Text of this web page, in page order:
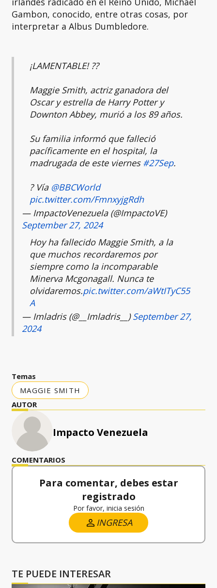
Gambon, conocido, entre otras cosas, por
interpretar a Albus Dumbledore.
¡LAMENTABLE! ??
Maggie Smith, actriz ganadora del
Oscar y estrella de Harry Potter y
Downton Abbey, murió a los 89 años.
Su familia informó que falleció
pacíficamente en el hospital, la
madrugada de este viernes #27Sep.
? Vía @BBCWorld
pic.twitter.com/FmnxyjgRdh
— ImpactoVenezuela (@ImpactoVE)
September 27, 2024
Hoy ha fallecido Maggie Smith, a la
que muchos recordaremos por
siempre como la incomparable
Minerva Mcgonagall. Nunca te
olvidaremos.pic.twitter.com/aWtITyC55
A
— Imladris (@__Imladris__)September 27,
2024
Temas
MAGGIE SMITH
AUTOR
Impacto Venezuela
COMENTARIOS
Para comentar, debes estar
registrado
Por favor, inicia sesión
INGRESA
TE PUEDE INTERESAR